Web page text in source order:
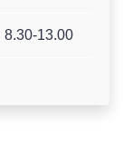
8.30-13.00